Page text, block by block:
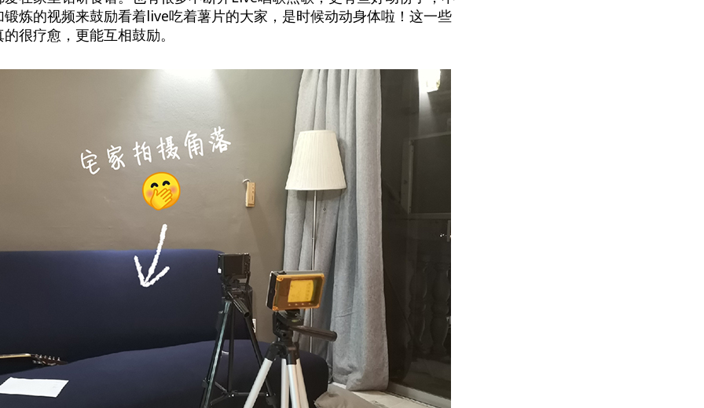
炼的视频来鼓励看着live吃着薯片的大家，是时候动动身体啦！这一些
很疗愈，更能互相鼓励。